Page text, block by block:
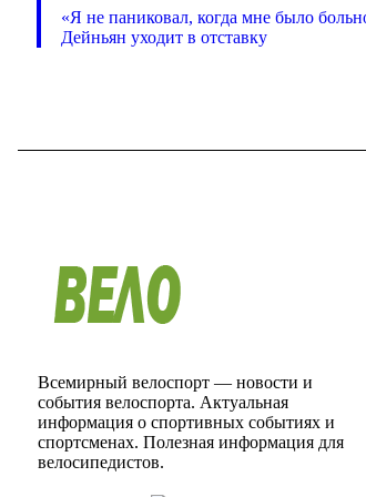
«Я не паниковал, когда мне было
Дейньян уходит в отставку
Всемирный велоспорт — новости и
события велоспорта. Актуальная
информация о спортивных событиях и
спортсменах. Полезная информация для
велосипедистов.